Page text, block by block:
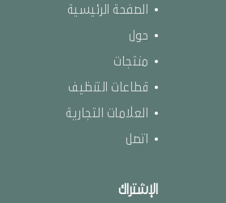
الصفحة الرئيسية
حول
منتجات
قطاعات التنظيف
العلامات التجارية
اتصل
الإشتراك